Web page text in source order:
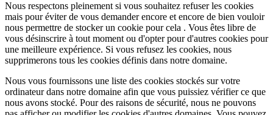
Nous respectons pleinement si vous souhaitez refuser les cookies
mais pour éviter de vous demander encore et encore de bien vouloir
nous permettre de stocker un cookie pour cela . Vous êtes libre de
vous désinscrire à tout moment ou d'opter pour d'autres cookies pour
une meilleure expérience. Si vous refusez les cookies, nous
supprimerons tous les cookies définis dans notre domaine.
Nous vous fournissons une liste des cookies stockés sur votre
ordinateur dans notre domaine afin que vous puissiez vérifier ce que
nous avons stocké. Pour des raisons de sécurité, nous ne pouvons